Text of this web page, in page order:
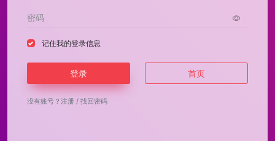
记住我的登录信息
登录 首页
没有账号？ 注册 / 找回密码